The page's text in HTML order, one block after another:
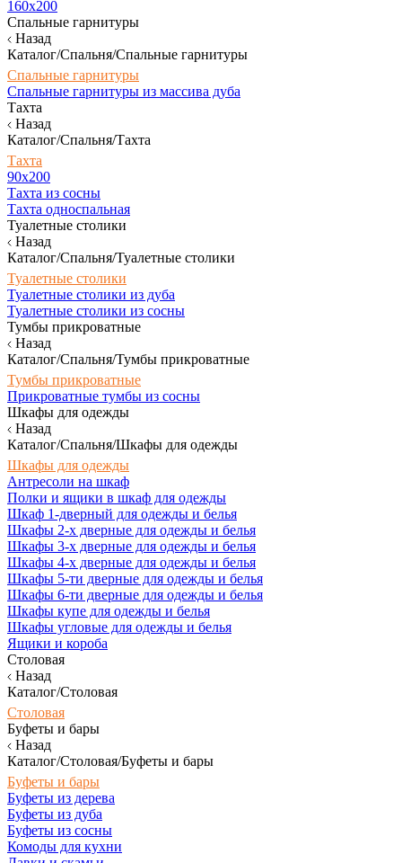
160х200
Спальные гарнитуры
Назад
Каталог/Спальня/Спальные гарнитуры
Спальные гарнитуры
Спальные гарнитуры из массива дуба
Тахта
Назад
Каталог/Спальня/Тахта
Тахта
90х200
Тахта из сосны
Тахта односпальная
Туалетные столики
Назад
Каталог/Спальня/Туалетные столики
Туалетные столики
Туалетные столики из дуба
Туалетные столики из сосны
Тумбы прикроватные
Назад
Каталог/Спальня/Тумбы прикроватные
Тумбы прикроватные
Прикроватные тумбы из сосны
Шкафы для одежды
Назад
Каталог/Спальня/Шкафы для одежды
Шкафы для одежды
Антресоли на шкаф
Полки и ящики в шкаф для одежды
Шкаф 1-дверный для одежды и белья
Шкафы 2-х дверные для одежды и белья
Шкафы 3-х дверные для одежды и белья
Шкафы 4-х дверные для одежды и белья
Шкафы 5-ти дверные для одежды и белья
Шкафы 6-ти дверные для одежды и белья
Шкафы купе для одежды и белья
Шкафы угловые для одежды и белья
Ящики и короба
Столовая
Назад
Каталог/Столовая
Столовая
Буфеты и бары
Назад
Каталог/Столовая/Буфеты и бары
Буфеты и бары
Буфеты из дерева
Буфеты из дуба
Буфеты из сосны
Комоды для кухни